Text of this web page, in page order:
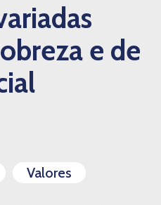
e de
Valores